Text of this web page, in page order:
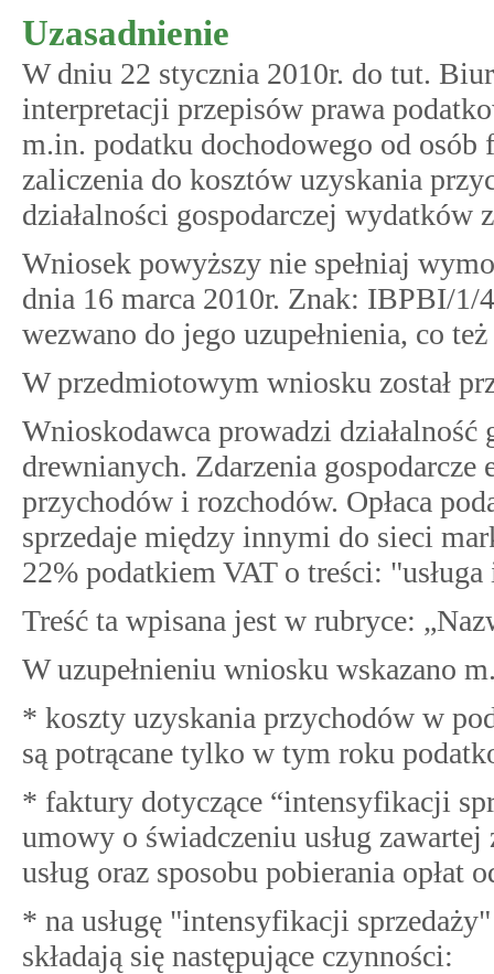
Uzasadnienie
W dniu 22 stycznia 2010r. do tut.
interpretacji przepisów prawa
m.in. podatku dochodowego od
zaliczenia do kosztów uzyskania
działalności gospodarczej wydatków
Wniosek powyższy nie spełniaj
dnia 16 marca 2010r. Znak: IBPBI/
wezwano do jego uzupełnienia, co
W przedmiotowym wniosku został
Wnioskodawca prowadzi
drewnianych. Zdarzenia
przychodów i rozchodów. Opłaca
sprzedaje między innymi do sieci
22% podatkiem VAT o treści:
Treść ta wpisana jest w rubryce:
W uzupełnieniu wniosku wskazano
* koszty uzyskania przychodów w
są potrącane tylko w tym roku
* faktury dotyczące “intensyfikacji
umowy o świadczeniu usług
usług oraz sposobu pobierania opłat
* na usługę "intensyfikacji
składają się następujące czynności: